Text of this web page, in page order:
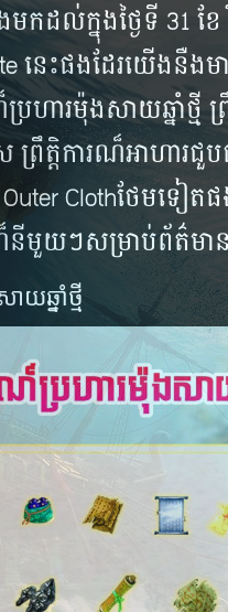
កដល់ក្នុងថ្ងៃទី 31 ខែ
នេះផងដែរយើងនឺង
ហារម៉ុងសាយឆ្នាំថ្មី ព្
រឹត្តិការណ៏អាហារជួ
Clothថែមទៀត
មួយៗសម្រាប់ព័ត៌មា
យឆ្នាំថ្មី